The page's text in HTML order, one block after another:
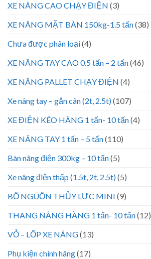
XE NÂNG CAO CHẠY ĐIỆN (3)
XE NÂNG MẶT BÀN 150kg-1.5 tấn(38)
Chưa được phân loại(4)
XE NÂNG TAY CAO 0.5 tấn – 2 tấn(46)
XE NÂNG PALLET CHẠY ĐIỆN (4)
Xe nâng tay – gắn cân (2t, 2.5t)(107)
XE ĐIỆN KÉO HÀNG 1 tấn- 10 tấn(4)
XE NÂNG TAY 1 tấn – 5 tấn(110)
Bàn nâng điện 300kg – 10 tấn(5)
Xe nâng điện thấp (1.5t, 2t, 2.5t)(5)
BỘ NGUỒN THỦY LỰC MINI (9)
THANG NÂNG HÀNG 1 tấn- 10 tấn(12)
VỎ – LỐP XE NÂNG(13)
Phụ kiện chính hãng(17)